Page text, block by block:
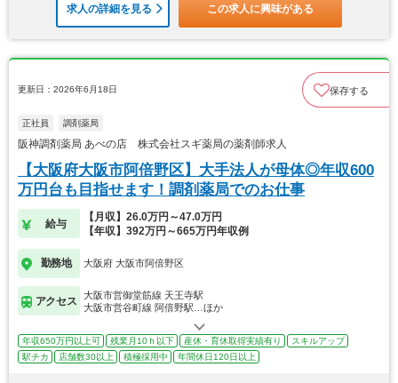
求人の詳細を見る この求人に興味がある
更新日：2026年6月18日 保存する
正社員 調剤薬局
阪神調剤薬局 あべの店 株式会社スギ薬局の薬剤師求人
【大阪府大阪市阿倍野区】大手法人が母体◎年収600
万円台も目指せます！調剤薬局でのお仕事
給与
【月収】26.0万円～47.0万円
【年収】392万円～665万円年収例
勤務地 大阪府 大阪市阿倍野区
アクセス
大阪市営御堂筋線 天王寺駅
大阪市営谷町線 阿倍野駅…ほか
年収650万円以上可 残業月10ｈ以下 産休・育休取得実績有り
スキルアップ
駅チカ
店舗数30以上 積極採用中 年間休日120日以上